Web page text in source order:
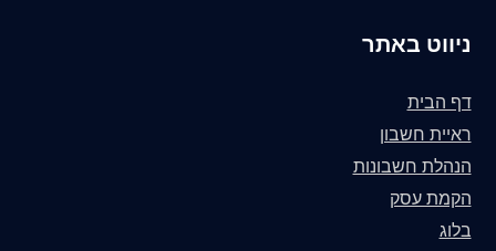
ניווט באתר
דף הבית
ראיית חשבון
הנהלת חשבונות
הקמת עסק
בלוג